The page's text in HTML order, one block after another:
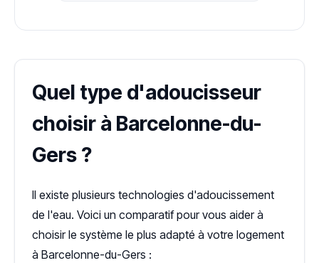
Quel type d'adoucisseur
choisir à Barcelonne-du-
Gers ?
Il existe plusieurs technologies d'adoucissement
de l'eau. Voici un comparatif pour vous aider à
choisir le système le plus adapté à votre logement
à Barcelonne-du-Gers :